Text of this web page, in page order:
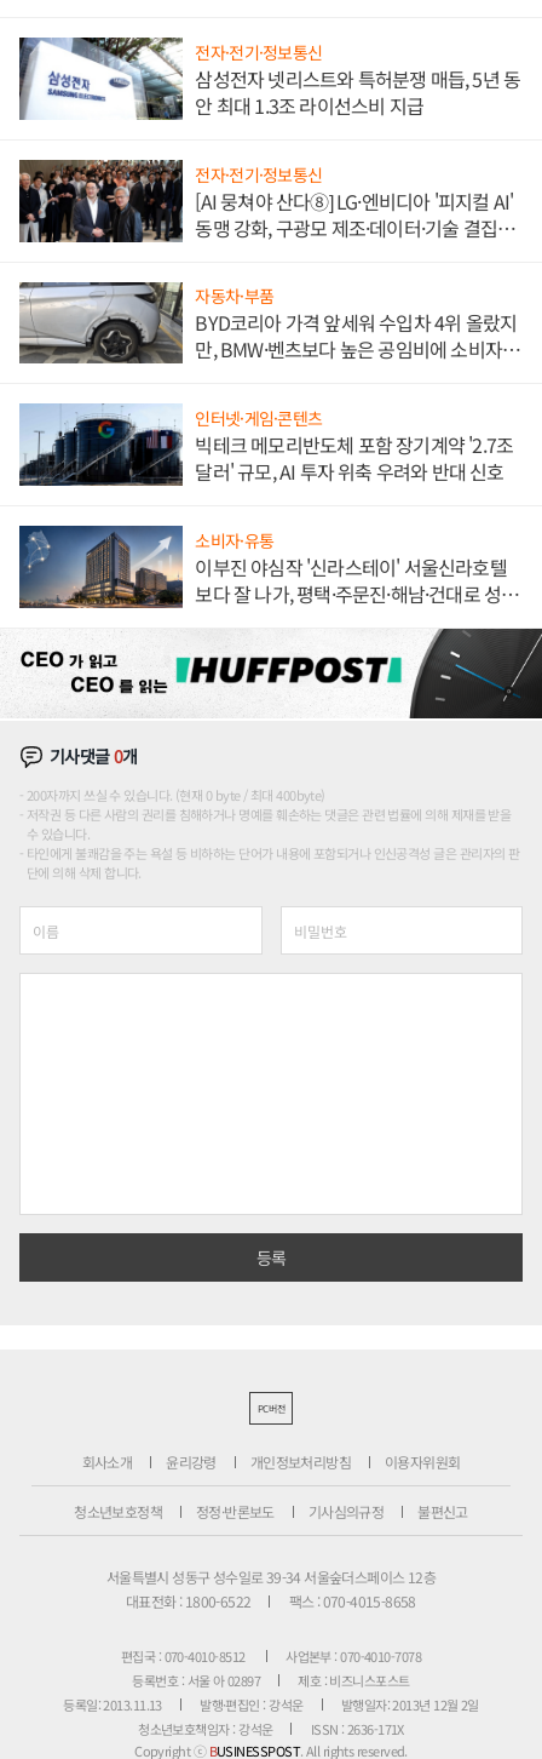
전자·전기·정보통신
삼성전자 넷리스트와 특허분쟁 매듭, 5년 동
안 최대 1.3조 라이선스비 지급
전자·전기·정보통신
[AI 뭉쳐야 산다⑧] LG·엔비디아 '피지컬 AI'
동맹 강화, 구광모 제조·데이터·기술 결집
자동차·부품
BYD코리아 가격 앞세워 수입차 4위 올랐지
만, BMW·벤츠보다 높은 공임비에 소비자
인터넷·게임·콘텐츠
빅테크 메모리반도체 포함 장기계약 '2.7조
달러' 규모, AI 투자 위축 우려와 반대 신호
소비자·유통
이부진 야심작 '신라스테이' 서울신라호텔
보다 잘 나가, 평택·주문진·해남·건대로 성
기사댓글0개
200자까지 쓰실 수 있습니다. (현재 0 byte / 최대 400byte)
저작권 등 다른 사람의 권리를 침해하거나 명예를 훼손하는 댓글은 관련 법률에 의해 제재를 받을
수 있습니다.
타인에게 불쾌감을 주는 욕설 등 비하하는 단어가 내용에 포함되거나 인신공격성 글은 관리자의 판
단에 의해 삭제 합니다.
PC버전
회사소개 윤리강령 개인정보처리방침 이용자위원회
청소년보호정책 정정·반론보도 기사심의규정 불편신고
서울특별시 성동구 성수일로 39-34 서울숲더스페이스 12층
대표전화 : 1800-6522
팩스 : 070-4015-8658
편집국 : 070-4010-8512
사업본부 : 070-4010-7078
등록번호 : 서울 아 02897
제호 : 비즈니스포스트
등록일: 2013.11.13
발행·편집인 : 강석운
발행일자: 2013년 12월 2일
청소년보호책임자 : 강석운
ISSN : 2636-171X
Copyright ⓒBUSINESSPOST. All rights reserved.